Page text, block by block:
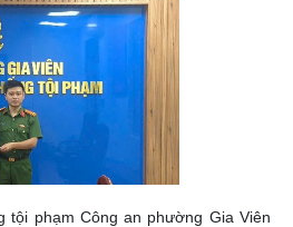
tội phạm Công an phường Gia Viên